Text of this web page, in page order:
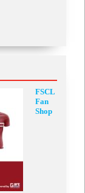
FSCL
Fan
Shop